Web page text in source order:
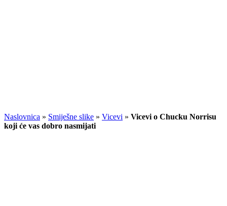
Naslovnica » Smiješne slike » Vicevi » Vicevi o Chucku Norrisu
koji će vas dobro nasmijati